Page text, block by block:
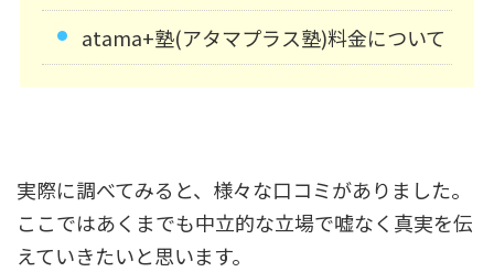
atama+塾(アタマプラス塾)料金について
実際に調べてみると、様々な口コミがありました。
ここではあくまでも中立的な立場で嘘なく真実を伝
えていきたいと思います。